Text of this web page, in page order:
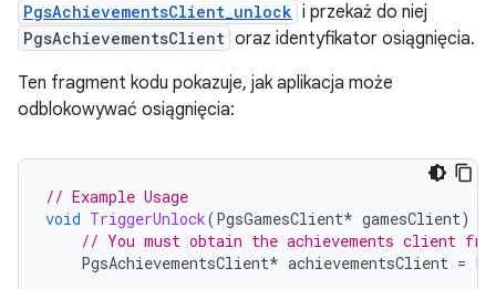
PgsAchievementsClient_unlock i przekaż do niej
PgsAchievementsClient oraz identyfikator osiągnięcia.
Ten fragment kodu pokazuje, jak aplikacja może
odblokowywać osiągnięcia:
// Example Usage
void TriggerUnlock(PgsGamesClient* gamesClient)
// You must obtain the achievements client
PgsAchievementsClient* achievementsClient =